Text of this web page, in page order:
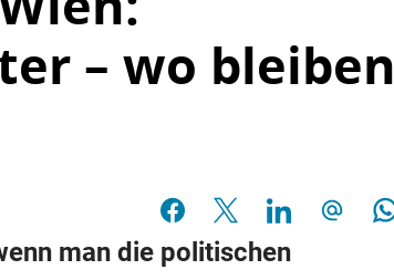
– wo bleiben
man die politischen